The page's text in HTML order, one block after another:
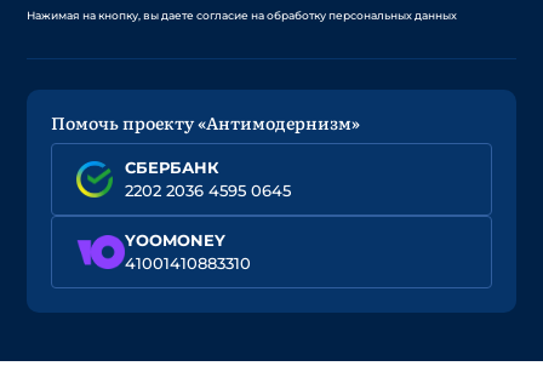
Нажимая на кнопку, вы даете согласие на обработку персональных данных
Помочь проекту «Антимодернизм»
СБЕРБАНК
2202 2036 4595 0645
YOOMONEY
41001410883310